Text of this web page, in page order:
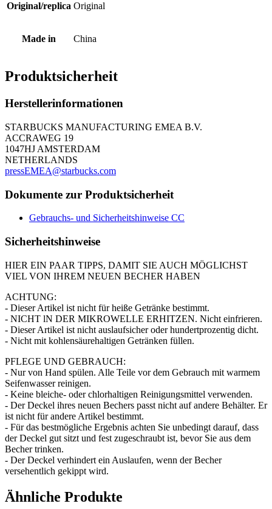
Original/replica Original
Made in China
Produktsicherheit
Herstellerinformationen
STARBUCKS MANUFACTURING EMEA B.V.
ACCRAWEG 19
1047HJ AMSTERDAM
NETHERLANDS
pressEMEA@starbucks.com
Dokumente zur Produktsicherheit
Gebrauchs- und Sicherheitshinweise CC
Sicherheitshinweise
HIER EIN PAAR TIPPS, DAMIT SIE AUCH MÖGLICHST
VIEL VON IHREM NEUEN BECHER HABEN
ACHTUNG:
- Dieser Artikel ist nicht für heiße Getränke bestimmt.
- NICHT lN DER MIKROWELLE ERHITZEN. Nicht einfrieren.
- Dieser Artikel ist nicht auslaufsicher oder hundertprozentig dicht.
- Nicht mit kohlensäurehaltigen Getränken füllen.
PFLEGE UND GEBRAUCH:
- Nur von Hand spülen. Alle Teile vor dem Gebrauch mit warmem
Seifenwasser reinigen.
- Keine bleiche- oder chlorhaltigen Reinigungsmittel verwenden.
- Der Deckel ihres neuen Bechers passt nicht auf andere Behälter. Er
ist nicht für andere Artikel bestimmt.
- Für das bestmögliche Ergebnis achten Sie unbedingt darauf, dass
der Deckel gut sitzt und fest zugeschraubt ist, bevor Sie aus dem
Becher trinken.
- Der Deckel verhindert ein Auslaufen, wenn der Becher
versehentlich gekippt wird.
Ähnliche Produkte